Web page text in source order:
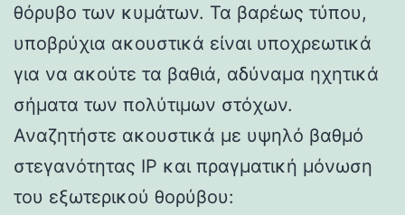
θόρυβο των κυμάτων. Τα βαρέως τύπου,
υποβρύχια ακουστικά είναι υποχρεωτικά
για να ακούτε τα βαθιά, αδύναμα ηχητικά
σήματα των πολύτιμων στόχων.
Αναζητήστε ακουστικά με υψηλό βαθμό
στεγανότητας IP και πραγματική μόνωση
του εξωτερικού θορύβου: